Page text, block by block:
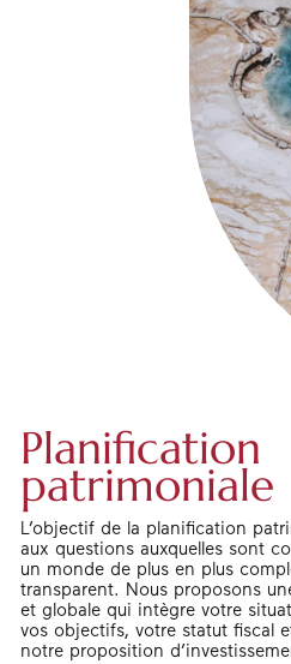
Planification
patrimoniale
L’objectif de la planification
aux questions auxquelles sont
un monde de plus en plus
transparent. Nous proposons
et globale qui intègre votre
vos objectifs, votre statut fiscal
notre proposition